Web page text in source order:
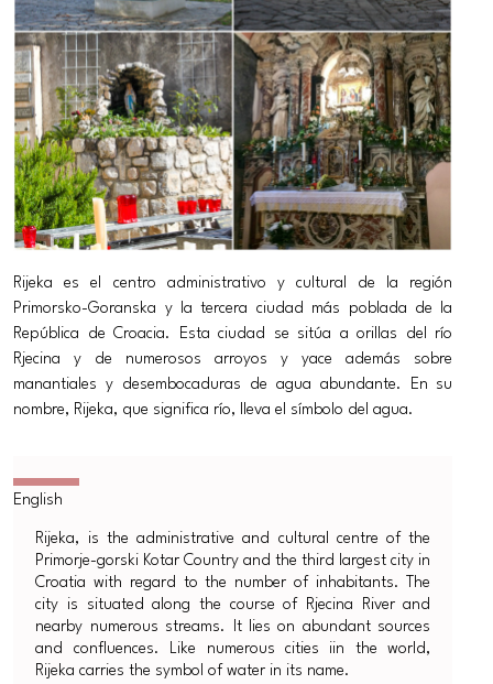
Rijeka es el centro administrativo y cultural de la región
Primorsko-Goranska y la tercera ciudad más poblada de la
República de Croacia. Esta ciudad se sitúa a orillas del río
Rjecina y de numerosos arroyos y yace además sobre
manantiales y desembocaduras de agua abundante. En su
nombre, Rijeka, que significa río, lleva el símbolo del agua.
Rijeka, is the administrative and cultural centre of the
Primorje-gorski Kotar Country and the third largest city in
Croatia with regard to the number of inhabitants. The
city is situated along the course of Rjecina River and
nearby numerous streams. It lies on abundant sources
and confluences. Like numerous cities iin the world,
Rijeka carries the symbol of water in its name.